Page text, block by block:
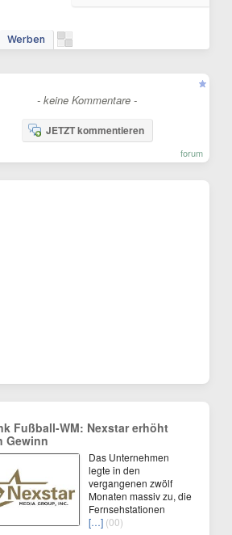
Werben
- keine Kommentare -
JETZT kommentieren
forum
Fußball-WM: Nexstar erhöht
Gewinn
Das Unternehmen
legte in den
vergangenen zwölf
Monaten massiv zu, die
Fernsehstationen
[…] (00)